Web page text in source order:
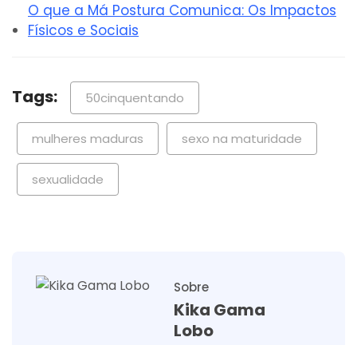
O que a Má Postura Comunica: Os Impactos
Físicos e Sociais
Tags: 50cinquentando
mulheres maduras sexo na maturidade
sexualidade
Sobre
Kika Gama
Lobo